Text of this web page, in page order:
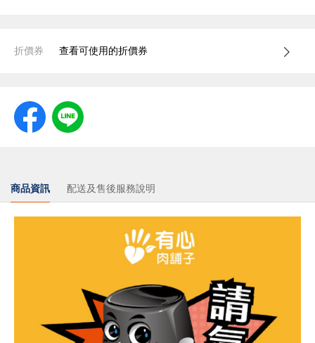
折價券 查看可使用的折價券
商品資訊 配送及售後服務說明